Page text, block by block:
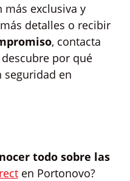
exclusiva y
detalles o recibir
, contacta
por qué
seguridad en
todo sobre las
en Portonovo?